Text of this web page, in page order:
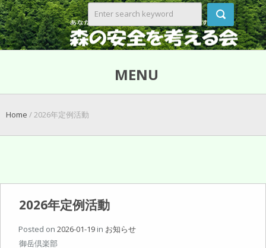
MENU
Home / 2026年定例活動
2026年定例活動
Posted on 2026-01-19 in お知らせ
御岳倶楽部